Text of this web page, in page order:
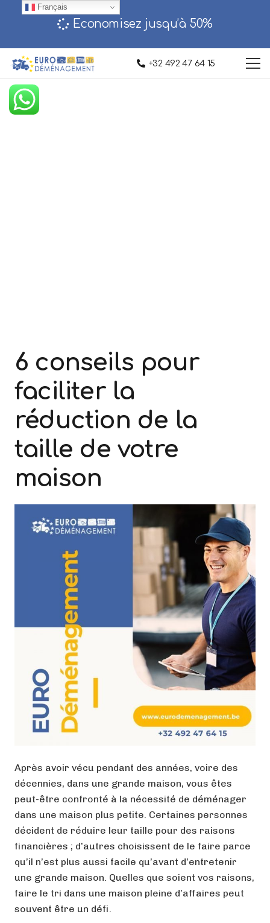
Economisez jusqu’à 50%‎
+32 492 47 64 15
6 conseils pour
faciliter la
réduction de la
taille de votre
maison
Après avoir vécu pendant des années, voire des
décennies, dans une grande maison, vous êtes
peut-être confronté à la nécessité de déménager
dans une maison plus petite. Certaines personnes
décident de réduire leur taille pour des raisons
financières ; d’autres choisissent de le faire parce
qu’il n’est plus aussi facile qu’avant d’entretenir
une grande maison. Quelles que soient vos raisons,
faire le tri dans une maison pleine d’affaires peut
souvent être un défi.
Français